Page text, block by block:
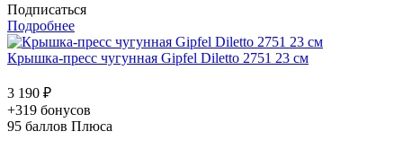
Подписаться
Подробнее
Крышка-пресс чугунная Gipfel Diletto 2751 23 см
3 190 ₽
+319 бонусов
95 баллов Плюса